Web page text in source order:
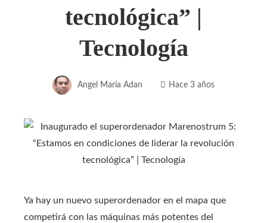
tecnológica” |
Tecnología
Angel Maria Adan Hace 3 años
Ya hay un nuevo superordenador en el mapa que
competirá con las máquinas más potentes del